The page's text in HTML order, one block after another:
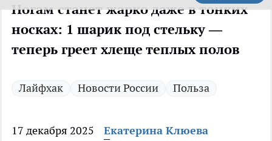
Ногам станет жарко даже в тонких
носках: 1 шарик под стельку —
теперь греет хлеще теплых полов
Лайфхак Новости России Польза
17 декабря 2025 Екатерина Клюева